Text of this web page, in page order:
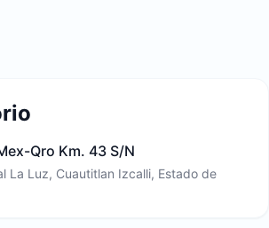
Qro Km. 43 S/N
La Luz, Cuautitlan Izcalli, Estado de